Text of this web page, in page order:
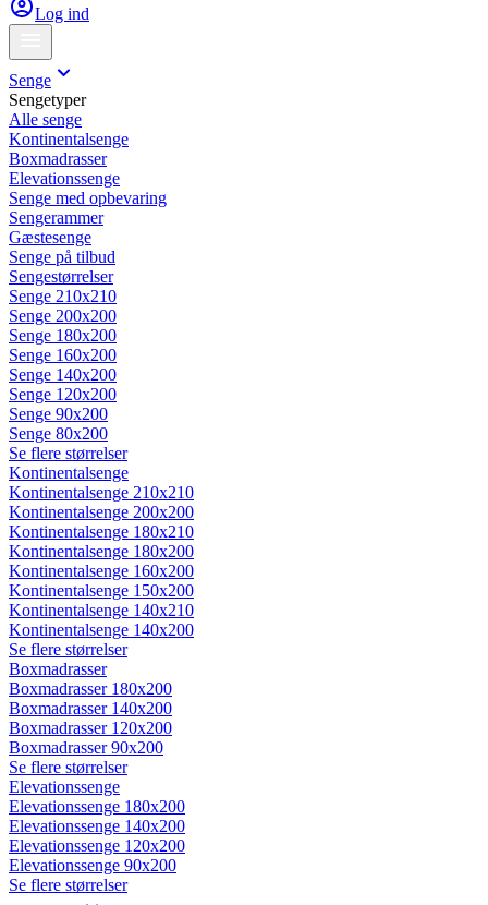
Log ind
Senge
Sengetyper
Alle senge
Kontinentalsenge
Boxmadrasser
Elevationssenge
Senge med opbevaring
Sengerammer
Gæstesenge
Senge på tilbud
Sengestørrelser
Senge 210x210
Senge 200x200
Senge 180x200
Senge 160x200
Senge 140x200
Senge 120x200
Senge 90x200
Senge 80x200
Se flere størrelser
Kontinentalsenge
Kontinentalsenge 210x210
Kontinentalsenge 200x200
Kontinentalsenge 180x210
Kontinentalsenge 180x200
Kontinentalsenge 160x200
Kontinentalsenge 150x200
Kontinentalsenge 140x210
Kontinentalsenge 140x200
Se flere størrelser
Boxmadrasser
Boxmadrasser 180x200
Boxmadrasser 140x200
Boxmadrasser 120x200
Boxmadrasser 90x200
Se flere størrelser
Elevationssenge
Elevationssenge 180x200
Elevationssenge 140x200
Elevationssenge 120x200
Elevationssenge 90x200
Se flere størrelser